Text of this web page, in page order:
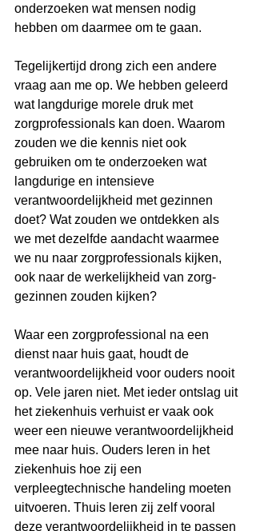
onderzoeken wat mensen nodig
hebben om daarmee om te gaan.
Tegelijkertijd drong zich een andere
vraag aan me op. We hebben geleerd
wat langdurige morele druk met
zorgprofessionals kan doen. Waarom
zouden we die kennis niet ook
gebruiken om te onderzoeken wat
langdurige en intensieve
verantwoordelijkheid met gezinnen
doet? Wat zouden we ontdekken als
we met dezelfde aandacht waarmee
we nu naar zorgprofessionals kijken,
ook naar de werkelijkheid van zorg-
gezinnen zouden kijken?
Waar een zorgprofessional na een
dienst naar huis gaat, houdt de
verantwoordelijkheid voor ouders nooit
op. Vele jaren niet. Met ieder ontslag uit
het ziekenhuis verhuist er vaak ook
weer een nieuwe verantwoordelijkheid
mee naar huis. Ouders leren in het
ziekenhuis hoe zij een
verpleegtechnische handeling moeten
uitvoeren. Thuis leren zij zelf vooral
deze verantwoordelijkheid in te passen